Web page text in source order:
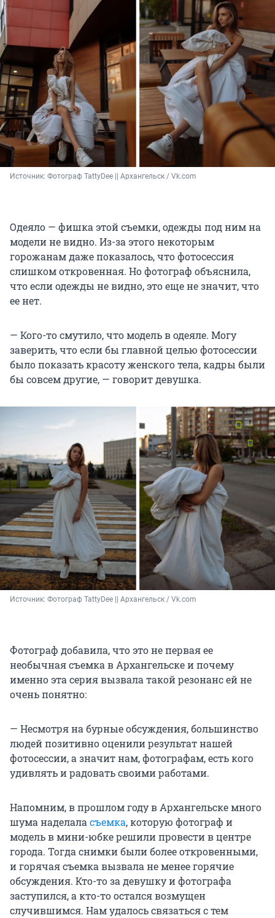
Источник: Фотограф TattyDee || Архангельск / Vk.com
Одеяло — фишка этой съемки, одежды под ним на
модели не видно. Из-за этого некоторым
горожанам даже показалось, что фотосессия
слишком откровенная. Но фотограф объяснила,
что если одежды не видно, это еще не значит, что
ее нет.
— Кого-то смутило, что модель в одеяле. Могу
заверить, что если бы главной целью фотосессии
было показать красоту женского тела, кадры были
бы совсем другие, — говорит девушка.
Источник: Фотограф TattyDee || Архангельск / Vk.com
Фотограф добавила, что это не первая ее
необычная съемка в Архангельске и почему
именно эта серия вызвала такой резонанс ей не
очень понятно:
— Несмотря на бурные обсуждения, большинство
людей позитивно оценили результат нашей
фотосессии, а значит нам, фотографам, есть кого
удивлять и радовать своими работами.
Напомним, в прошлом году в Архангельске много
шума наделаласъемка, которую фотограф и
модель в мини-юбке решили провести в центре
города. Тогда снимки были более откровенными,
и горячая съемка вызвала не менее горячие
обсуждения. Кто-то за девушку и фотографа
заступился, а кто-то остался возмущен
случившимся. Нам удалось связаться с тем